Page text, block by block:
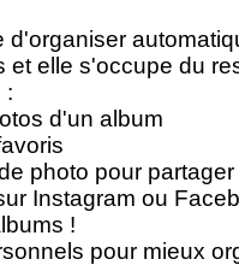
d'organiser
et elle s'occupe du
:
d'un album
photo pour
Instagram ou
!
pour mieux